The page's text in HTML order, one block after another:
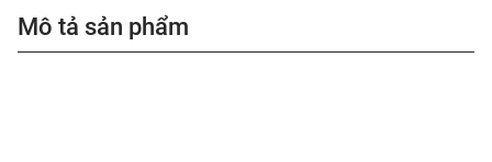
Mô tả sản phẩm